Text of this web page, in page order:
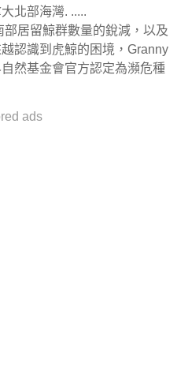
北部海灣. .....
居留鯨群數量的銳減，以及
認識到虎鯨的困境，Granny
然基金會官方認定為瀕危種
ads